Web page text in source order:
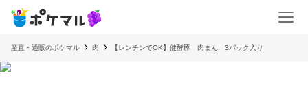
産直・通販のポケマル 肉 【レンチンでOK】健酵豚 肉まん 3パック入り